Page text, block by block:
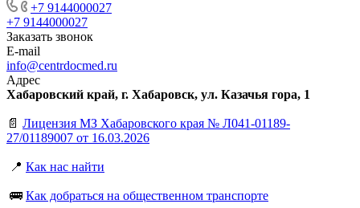
+7 9144000027
+7 9144000027
Заказать звонок
E-mail
info@centrdocmed.ru
Адрес
Хабаровский край, г. Хабаровск, ул. Казачья гора, 1
📄 Лицензия МЗ Хабаровского края № Л041-01189-
27/01189007 от 16.03.2026
📍 Как нас найти
🚌 Как добраться на общественном транспорте